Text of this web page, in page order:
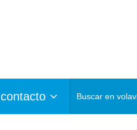
contacto